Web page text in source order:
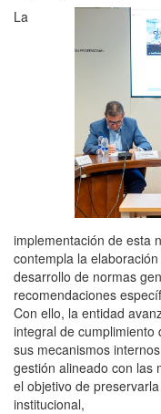
La
implementación de esta
contempla la
desarrollo de normas
recomendaciones
Con ello, la entidad
integral de
sus mecanismos
gestión alineado con las
el objetivo de
institucional,